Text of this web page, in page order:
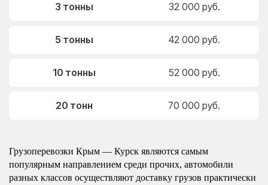
3 тонны 32 000 руб.
5 тонны 42 000 руб.
10 тонны 52 000 руб.
20 тонн 70 000 руб.
Грузоперевозки Крым — Курск являются самым
популярным направлением среди прочих, автомобили
разных классов осуществляют доставку грузов практически